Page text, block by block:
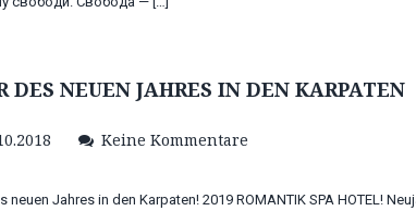
DES NEUEN JAHRES IN DEN KARPATEN
Keine Kommentare
neuen Jahres in den Karpaten! 2019 ROMANTIK SPA HOTEL!